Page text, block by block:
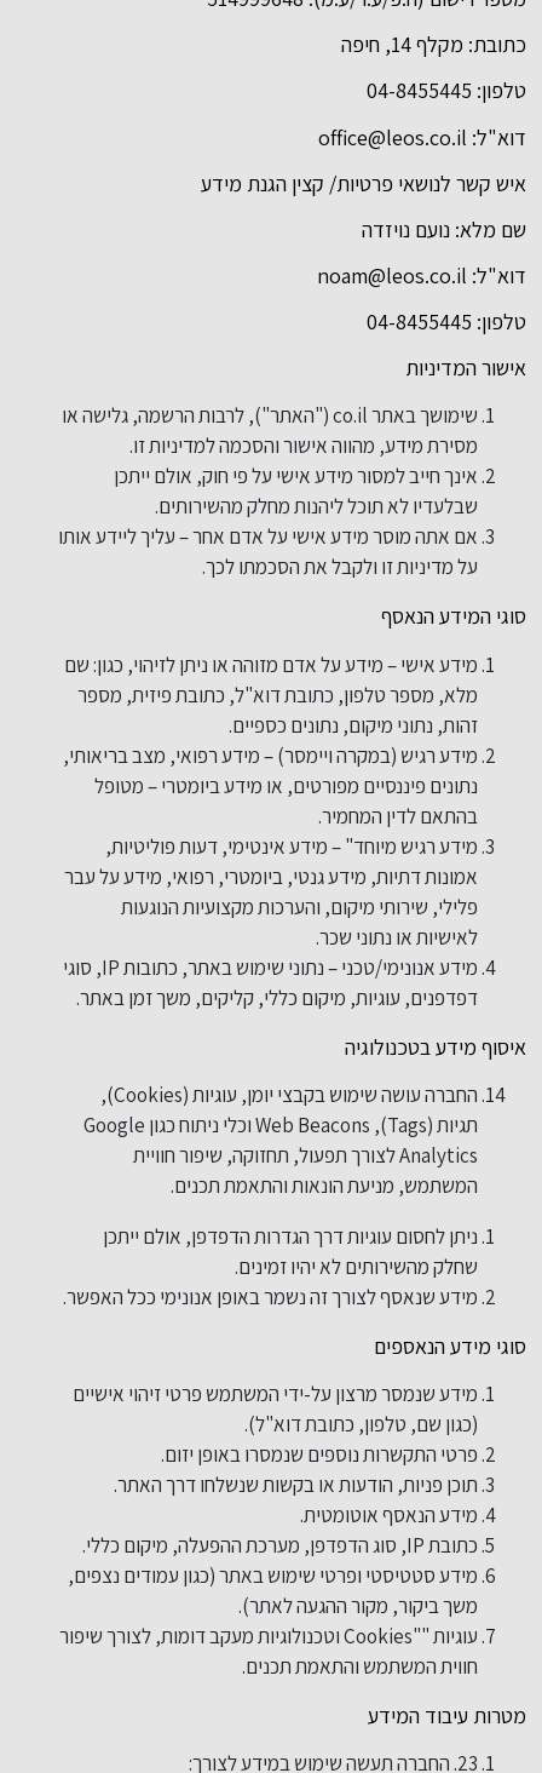
כתובת: מקלף 14, חיפה
טלפון: 04-8455445
דוא"ל: office@leos.co.il
איש קשר לנושאי פרטיות/ קצין הגנת מידע
שם מלא: נועם נויזדה
דוא"ל: noam@leos.co.il
טלפון: 04-8455445
אישור המדיניות
שימושך באתר co.il ("האתר"), לרבות הרשמה, גלישה או
מסירת מידע, מהווה אישור והסכמה למדיניות זו.
אינך חייב למסור מידע אישי על פי חוק, אולם ייתכן
שבלעדיו לא תוכל ליהנות מחלק מהשירותים.
אם אתה מוסר מידע אישי על אדם אחר – עליך ליידע אותו
על מדיניות זו ולקבל את הסכמתו לכך.
סוגי המידע הנאסף
מידע אישי – מידע על אדם מזוהה או ניתן לזיהוי, כגון: שם
מלא, מספר טלפון, כתובת דוא"ל, כתובת פיזית, מספר
זהות, נתוני מיקום, נתונים כספיים.
מידע רגיש (במקרה ויימסר) – מידע רפואי, מצב בריאותי,
נתונים פיננסיים מפורטים, או מידע ביומטרי – מטופל
בהתאם לדין המחמיר.
מידע רגיש מיוחד" – מידע אינטימי, דעות פוליטיות,
אמונות דתיות, מידע גנטי, ביומטרי, רפואי, מידע על עבר
פלילי, שירותי מיקום, והערכות מקצועיות הנוגעות
לאישיות או נתוני שכר.
מידע אנונימי/טכני – נתוני שימוש באתר, כתובות IP, סוגי
דפדפנים, עוגיות, מיקום כללי, קליקים, משך זמן באתר.
איסוף מידע בטכנולוגיה
החברה עושה שימוש בקבצי יומן, עוגיות (Cookies),
תגיות (Tags), Web Beacons וכלי ניתוח כגון Google
Analytics לצורך תפעול, תחזוקה, שיפור חוויית
המשתמש, מניעת הונאות והתאמת תכנים.
ניתן לחסום עוגיות דרך הגדרות הדפדפן, אולם ייתכן
שחלק מהשירותים לא יהיו זמינים.
מידע שנאסף לצורך זה נשמר באופן אנונימי ככל האפשר.
סוגי מידע הנאספים
מידע שנמסר מרצון על-ידי המשתמש פרטי זיהוי אישיים
(כגון שם, טלפון, כתובת דוא"ל).
פרטי התקשרות נוספים שנמסרו באופן יזום.
תוכן פניות, הודעות או בקשות שנשלחו דרך האתר.
מידע הנאסף אוטומטית.
כתובת IP, סוג הדפדפן, מערכת ההפעלה, מיקום כללי.
מידע סטטיסטי ופרטי שימוש באתר (כגון עמודים נצפים,
משך ביקור, מקור ההגעה לאתר).
עוגיות ""Cookies וטכנולוגיות מעקב דומות, לצורך שיפור
חווית המשתמש והתאמת תכנים.
מטרות עיבוד המידע
23. החברה תעשה שימוש במידע לצורך: